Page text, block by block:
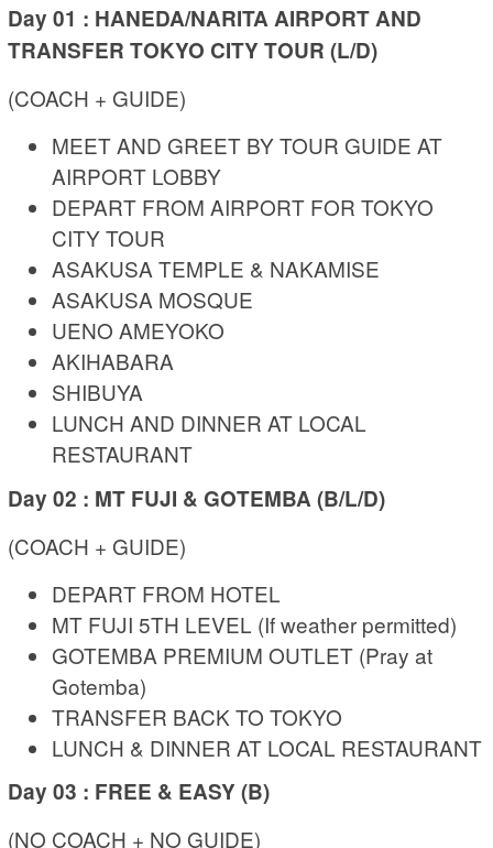
Day 01 : HANEDA/NARITA AIRPORT AND
TRANSFER TOKYO CITY TOUR (L/D)
(COACH + GUIDE)
MEET AND GREET BY TOUR GUIDE AT
AIRPORT LOBBY
DEPART FROM AIRPORT FOR TOKYO
CITY TOUR
ASAKUSA TEMPLE & NAKAMISE
ASAKUSA MOSQUE
UENO AMEYOKO
AKIHABARA
SHIBUYA
LUNCH AND DINNER AT LOCAL
RESTAURANT
Day 02 : MT FUJI & GOTEMBA (B/L/D)
(COACH + GUIDE)
DEPART FROM HOTEL
MT FUJI 5TH LEVEL (If weather permitted)
GOTEMBA PREMIUM OUTLET (Pray at
Gotemba)
TRANSFER BACK TO TOKYO
LUNCH & DINNER AT LOCAL RESTAURANT
Day 03 : FREE & EASY (B)
(NO COACH + NO GUIDE)